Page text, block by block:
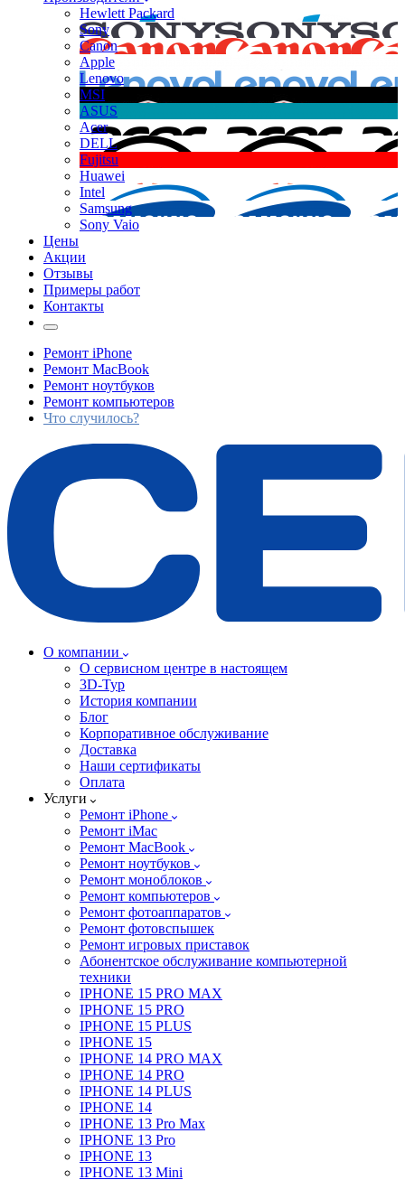
Hewlett Packard
Sony
Canon
Apple
Lenovo
MSI
ASUS
Acer
DELL
Fujitsu
Huawei
Intel
Samsung
Sony Vaio
Цены
Акции
Отзывы
Примеры работ
Контакты
Ремонт iPhone
Ремонт MacBook
Ремонт ноутбуков
Ремонт компьютеров
Что случилось?
О компании
О сервисном центре в настоящем
3D-Тур
История компании
Блог
Корпоративное обслуживание
Доставка
Наши сертификаты
Оплата
Услуги
Ремонт iPhone
Ремонт iMac
Ремонт MacBook
Ремонт ноутбуков
Ремонт моноблоков
Ремонт компьютеров
Ремонт фотоаппаратов
Ремонт фотовспышек
Ремонт игровых приставок
Абонентское обслуживание компьютерной
техники
IPHONE 15 PRO MAX
IPHONE 15 PRO
IPHONE 15 PLUS
IPHONE 15
IPHONE 14 PRO MAX
IPHONE 14 PRO
IPHONE 14 PLUS
IPHONE 14
IPHONE 13 Pro Max
IPHONE 13 Pro
IPHONE 13
IPHONE 13 Mini